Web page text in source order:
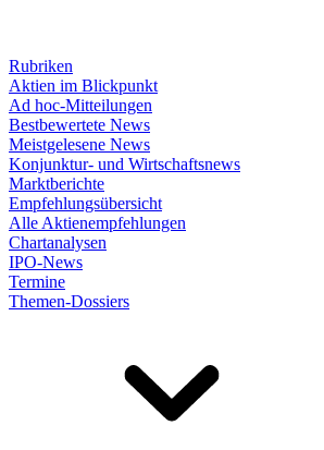
Rubriken
Aktien im Blickpunkt
Ad hoc-Mitteilungen
Bestbewertete News
Meistgelesene News
Konjunktur- und Wirtschaftsnews
Marktberichte
Empfehlungsübersicht
Alle Aktienempfehlungen
Chartanalysen
IPO-News
Termine
Themen-Dossiers